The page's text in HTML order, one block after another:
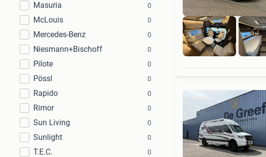
Masuria 0
McLouis 0
Mercedes-Benz 0
Niesmann+Bischoff 0
Pilote 0
Pössl 0
Rapido 0
Rimor 0
Sun Living 0
Sunlight 0
T.E.C. 0